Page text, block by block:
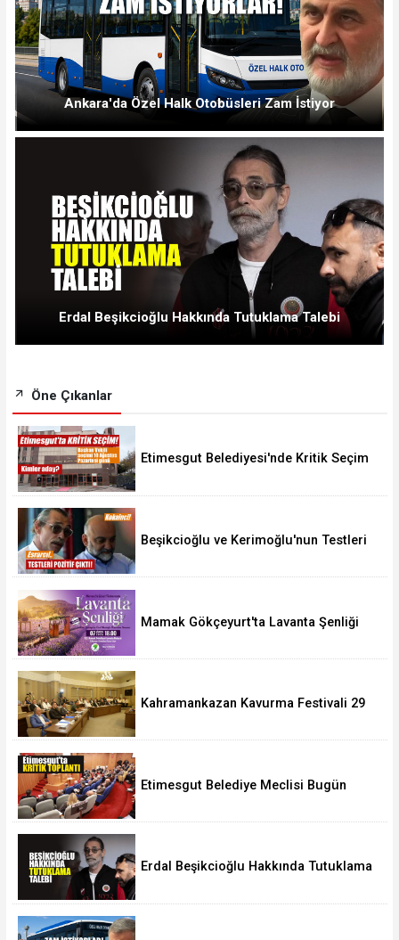
Ankara'da Özel Halk Otobüsleri Zam İstiyor
Erdal Beşikcioğlu Hakkında Tutuklama Talebi
Öne Çıkanlar
Etimesgut Belediyesi'nde Kritik Seçim
Beşikcioğlu ve Kerimoğlu'nun Testleri
Mamak Gökçeyurt'ta Lavanta Şenliği
Kahramankazan Kavurma Festivali 29
Etimesgut Belediye Meclisi Bugün
Erdal Beşikcioğlu Hakkında Tutuklama